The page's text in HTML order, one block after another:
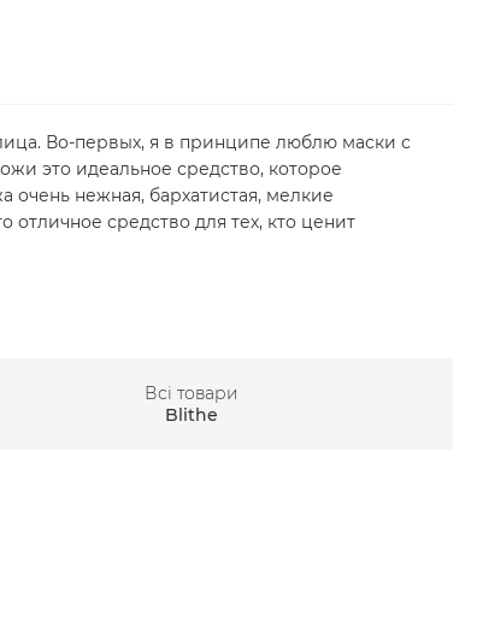
Во-первых, я в принципе люблю маски с
это идеальное средство, которое
очень нежная, бархатистая, мелкие
средство для тех, кто ценит
Всі товари
Blithe